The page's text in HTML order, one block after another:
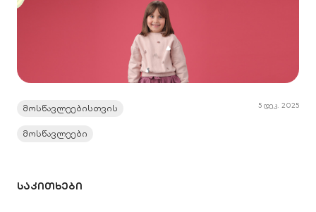
მოსწავლეებისთვის
მოსწავლეები
5 დეკ. 2025
ᲡᲐᲙᲘᲗᲮᲔᲑᲘ